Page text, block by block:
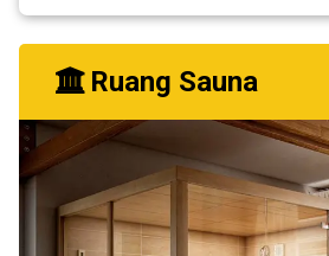
Ruang Sauna